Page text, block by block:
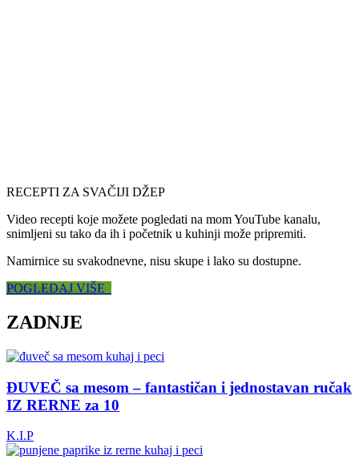
RECEPTI ZA SVAČIJI DŽEP
Video recepti koje možete pogledati na mom YouTube kanalu,
snimljeni su tako da ih i početnik u kuhinji može pripremiti.
Namirnice su svakodnevne, nisu skupe i lako su dostupne.
POGLEDAJ VIŠE
ZADNJE
ĐUVEČ sa mesom – fantastičan i jednostavan ručak
IZ RERNE za 10
K.I.P